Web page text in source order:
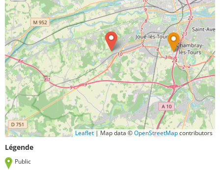
Leaflet | Map data ©OpenStreetMapcontributors
Légende
Public